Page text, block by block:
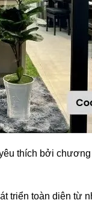
thích bởi
triển toàn diện từ